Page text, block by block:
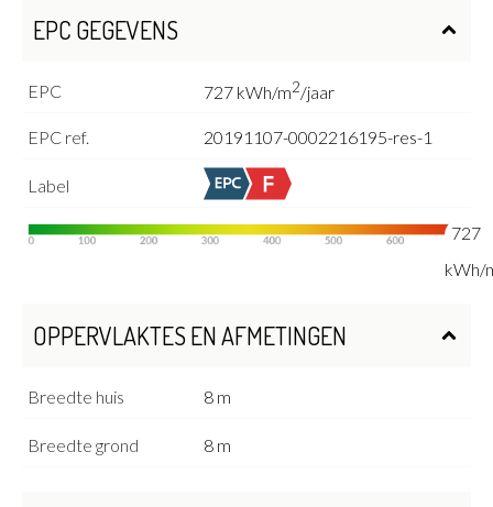
EPC GEGEVENS
EPC 727 kWh/m2/jaar
EPC ref. 20191107-0002216195-res-1
Label
727
kWh/
OPPERVLAKTES EN AFMETINGEN
Breedte huis 8 m
Breedte grond 8 m